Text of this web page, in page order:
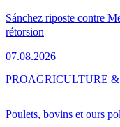
Sánchez riposte contre
rétorsion
07.08.2026
Poulets, bovins et ours
PROAGRICULTURE